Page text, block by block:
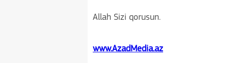
Allah Sizi qorusun.
www.AzadMedia.az